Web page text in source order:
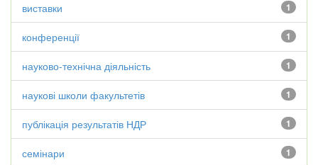
1
виставки
1
конференції
1
науково-технічна діяльність
1
наукові школи факультетів
1
публікація результатів НДР
1
семінари